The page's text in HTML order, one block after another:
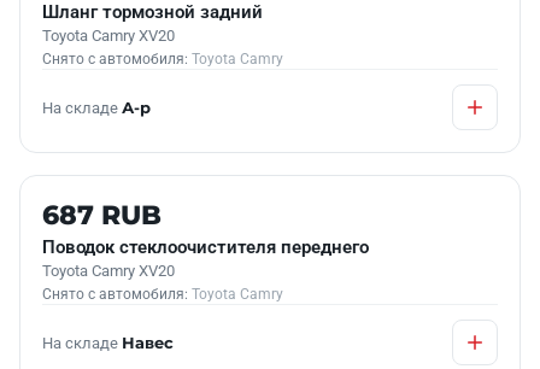
Шланг тормозной задний
Toyota Camry XV20
Снято с автомобиля: Toyota Camry
На складе А-р
Б/У В НАЛИЧИИ
687 RUB
Поводок стеклоочистителя переднего
Toyota Camry XV20
Снято с автомобиля: Toyota Camry
На складе Навес